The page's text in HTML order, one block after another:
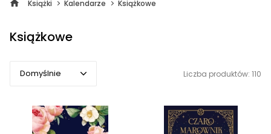
Książki Kalendarze Książkowe
Książkowe
Domyślnie
Domyślnie
Popularne
Liczba produktów: 110